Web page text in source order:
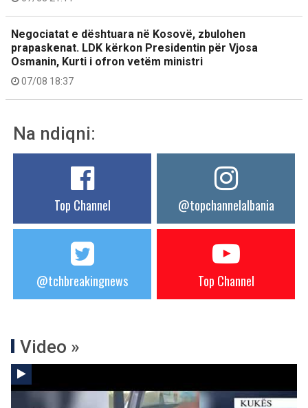
Negociatat e dështuara në Kosovë, zbulohen
prapaskenat. LDK kërkon Presidentin për Vjosa
Osmanin, Kurti i ofron vetëm ministri
07/08 18:37
Na ndiqni:
Top Channel @topchannelalbania
@tchbreakingnews Top Channel
Video »